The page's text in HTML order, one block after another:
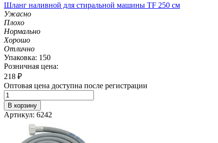
Шланг наливной для стиральной машины TF 250 см
Ужасно
Плохо
Нормально
Хорошо
Отлично
Упаковка: 150
Розничная цена:
218 ₽
Оптовая цена доступна после регистрации
В корзину
Артикул: 6242